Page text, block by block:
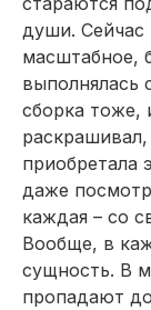
души. Сейчас
масштабное,
выполнялась
сборка тоже,
приобретала
даже
каждая – со
Вообще, в
сущность. В
пропадают